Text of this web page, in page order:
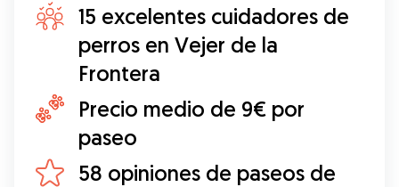
15 excelentes cuidadores de
perros en Vejer de la
Frontera
Precio medio de 9€ por
paseo
58 opiniones de paseos de